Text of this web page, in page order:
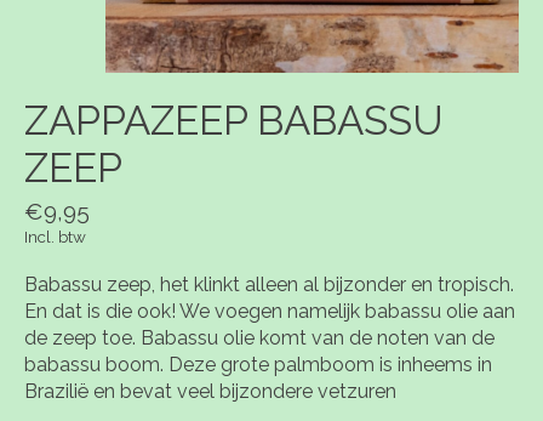
ZAPPAZEEP BABASSU
ZEEP
€9,95
Incl. btw
Babassu zeep, het klinkt alleen al bijzonder en tropisch.
En dat is die ook! We voegen namelijk babassu olie aan
de zeep toe. Babassu olie komt van de noten van de
babassu boom. Deze grote palmboom is inheems in
Brazilië en bevat veel bijzondere vetzuren